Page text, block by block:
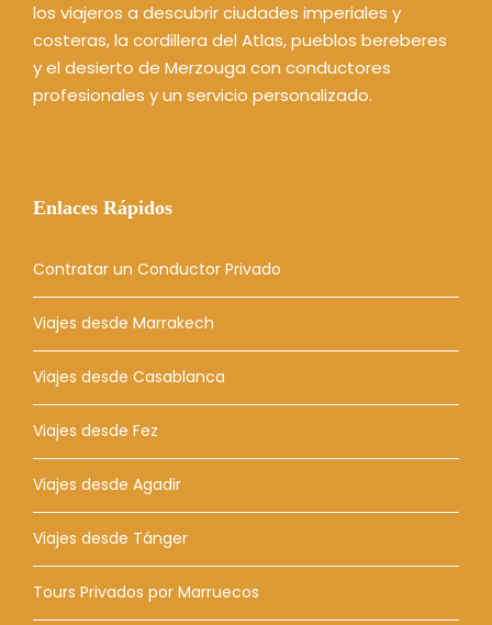
los viajeros a descubrir ciudades imperiales y
costeras, la cordillera del Atlas, pueblos bereberes
y el desierto de Merzouga con conductores
profesionales y un servicio personalizado.
Enlaces Rápidos
Contratar un Conductor Privado
Viajes desde Marrakech
Viajes desde Casablanca
Viajes desde Fez
Viajes desde Agadir
Viajes desde Tánger
Tours Privados por Marruecos